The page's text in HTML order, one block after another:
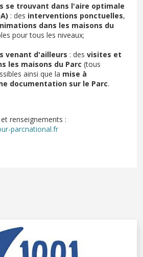
se trouvant dans l'aire optimale
: des interventions ponctuelles,
dans les maisons du
pour tous les niveaux;
venant d'ailleurs : des visites et
les maisons du Parc (tous
ainsi que la mise à
documentation sur le Parc.
renseignements :
parcnational.fr